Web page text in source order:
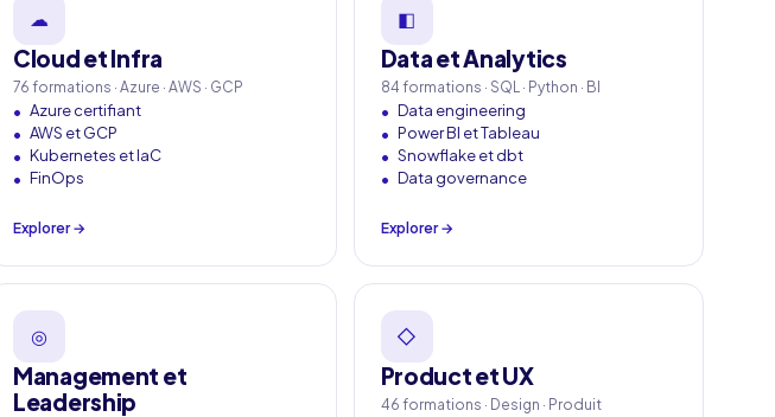
☁
Cloud et Infra
76 formations · Azure · AWS · GCP
Azure certifiant
AWS et GCP
Kubernetes et IaC
FinOps
Explorer →
◧
Data et Analytics
84 formations · SQL · Python · BI
Data engineering
Power BI et Tableau
Snowflake et dbt
Data governance
Explorer →
◎
Management et
Leadership
◇
Product et UX
46 formations · Design · Produit